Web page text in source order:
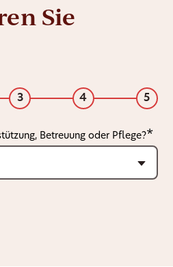
Sie
3 4 5
Betreuung oder Pflege?